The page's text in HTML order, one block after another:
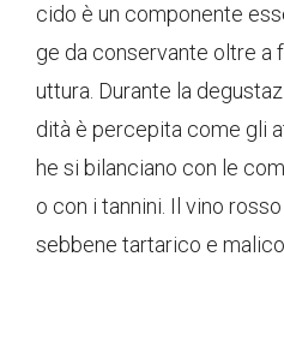
cido è un componente
ge da conservante oltre a
uttura. Durante la
dità è percepita come gli
he si bilanciano con le
o con i tannini. Il vino
sebbene tartarico e